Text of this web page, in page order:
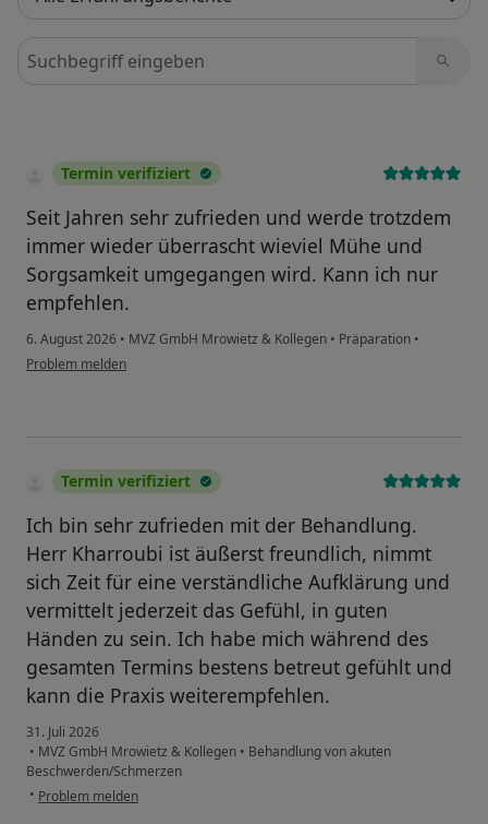
Bewertungen durchsuchen
Termin verifiziert
Seit Jahren sehr zufrieden und werde trotzdem
immer wieder überrascht wieviel Mühe und
Sorgsamkeit umgegangen wird. Kann ich nur
empfehlen.
6. August 2026 • MVZ GmbH Mrowietz & Kollegen • Präparation •
Problem melden
Termin verifiziert
Ich bin sehr zufrieden mit der Behandlung.
Herr Kharroubi ist äußerst freundlich, nimmt
sich Zeit für eine verständliche Aufklärung und
vermittelt jederzeit das Gefühl, in guten
Händen zu sein. Ich habe mich während des
gesamten Termins bestens betreut gefühlt und
kann die Praxis weiterempfehlen.
31. Juli 2026
• MVZ GmbH Mrowietz & Kollegen • Behandlung von akuten
Beschwerden/Schmerzen
• Problem melden